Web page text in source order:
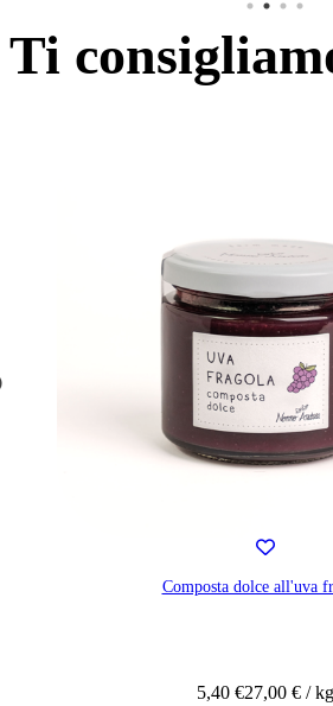
Ti
Composta dolce all'uva
5,40 €27,00 € / kg